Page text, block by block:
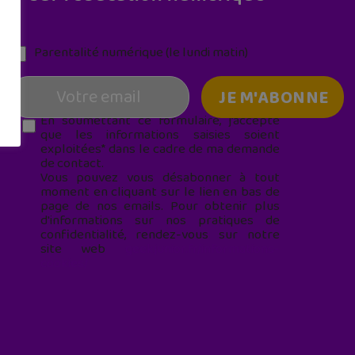
Parentalité numérique (le lundi matin)
En soumettant ce formulaire, j’accepte
que les informations saisies soient
exploitées* dans le cadre de ma demande
de contact.
Vous pouvez vous désabonner à tout
moment en cliquant sur le lien en bas de
page de nos emails. Pour obtenir plus
d'informations sur nos pratiques de
confidentialité, rendez-vous sur notre
site web